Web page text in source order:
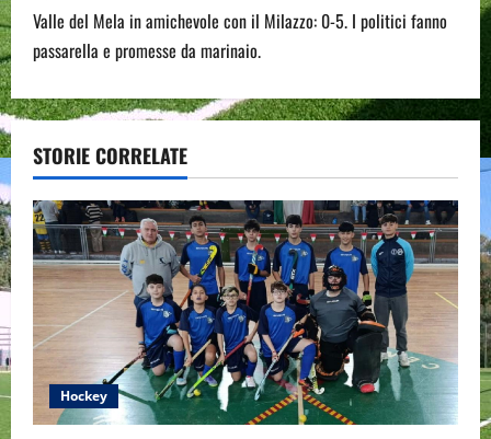
t
n
a
v
i
g
a
t
i
o
Valle del Mela in amichevole con il Milazzo: 0-5. I politici fanno
passarella e promesse da marinaio.
STORIE CORRELATE
Hockey